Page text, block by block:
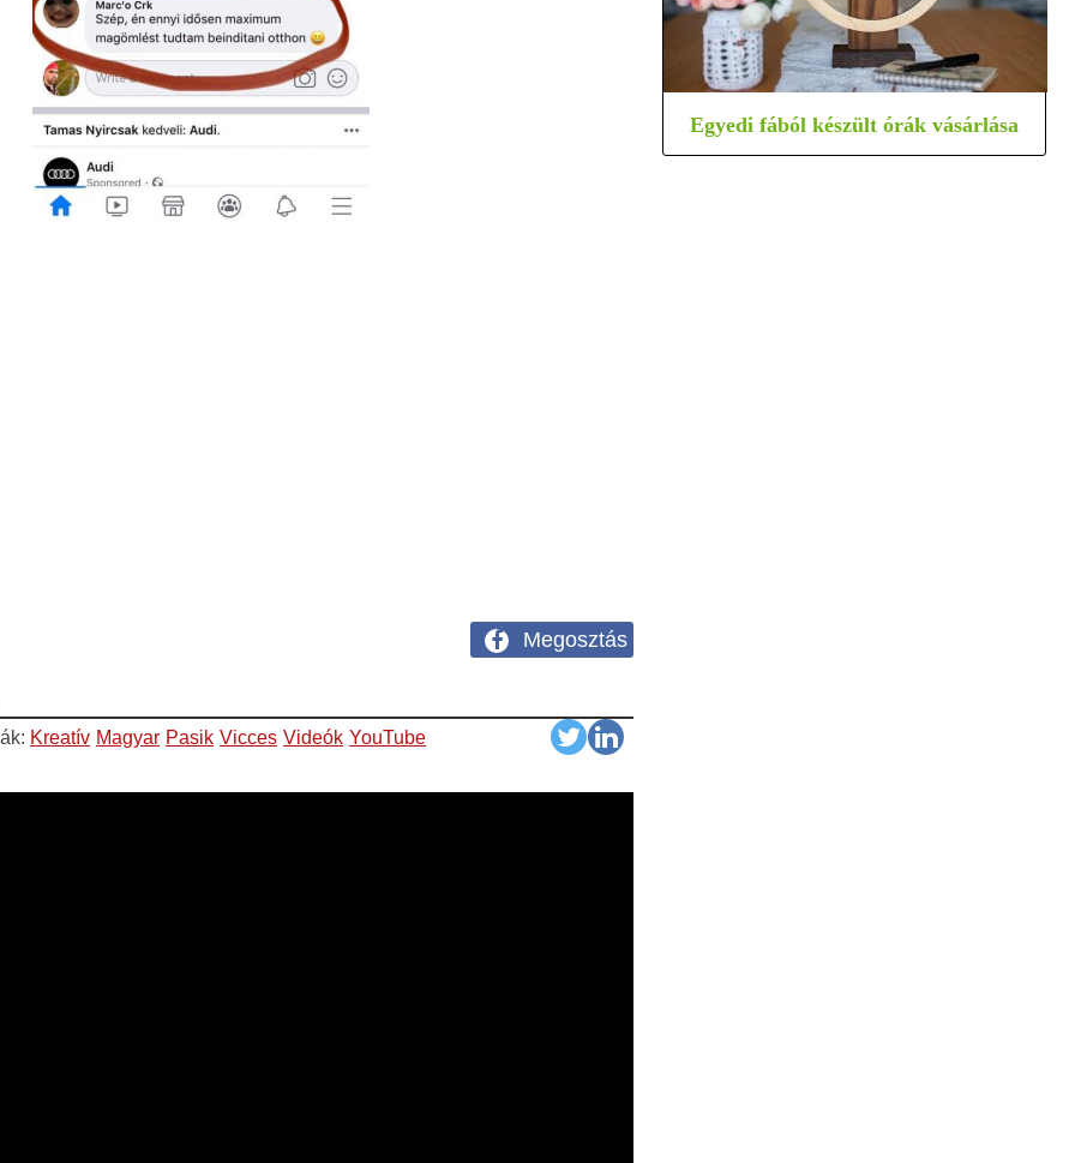
Megosztás
Kreatív Magyar Pasik Vicces Videók YouTube
Egyedi fából készült órák vásárlása